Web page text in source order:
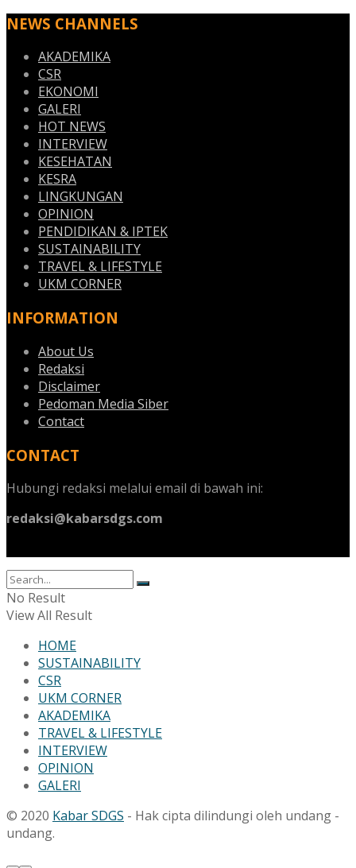
NEWS CHANNELS
AKADEMIKA
CSR
EKONOMI
GALERI
HOT NEWS
INTERVIEW
KESEHATAN
KESRA
LINGKUNGAN
OPINION
PENDIDIKAN & IPTEK
SUSTAINABILITY
TRAVEL & LIFESTYLE
UKM CORNER
INFORMATION
About Us
Redaksi
Disclaimer
Pedoman Media Siber
Contact
CONTACT
Hubungi redaksi melalui email di bawah ini:
redaksi@kabarsdgs.com
No Result
View All Result
HOME
SUSTAINABILITY
CSR
UKM CORNER
AKADEMIKA
TRAVEL & LIFESTYLE
INTERVIEW
OPINION
GALERI
© 2020 Kabar SDGS - Hak cipta dilindungi oleh undang -
undang.